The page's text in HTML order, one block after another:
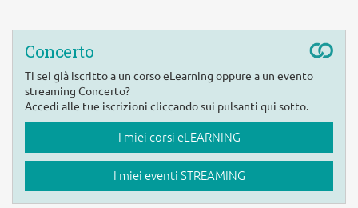
Concerto
Ti sei già iscritto a un corso eLearning oppure a un evento
streaming Concerto?
Accedi alle tue iscrizioni cliccando sui pulsanti qui sotto.
I miei corsi eLEARNING
I miei eventi STREAMING